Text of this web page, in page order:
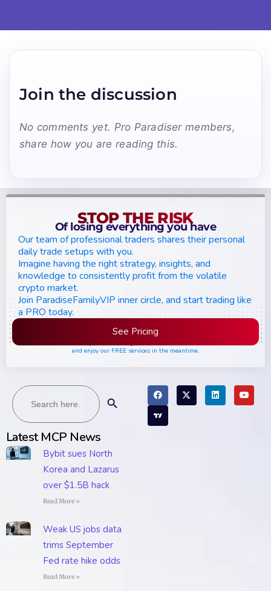
Join the discussion
No comments yet. Pro Paradiser members,
share how you are reading this.
Search
for:
Latest MCP News
Bybit sues North
Korea and Lazarus
over $1.5B hack
Read More »
Weak US jobs data
trims September
Fed rate hike odds
Read More »
STOP THE RISK
Of losing everything you have
Our team of professional traders shares their personal
daily trade setups with you.
Imagine having the right strategy, insights, and
knowledge to consistently profit from the volatile
crypto market.
Join ParadiseFamilyVIP inner circle, and start trading like
a PRO today.
See Pricing
and enjoy our FREE services in the meantime.